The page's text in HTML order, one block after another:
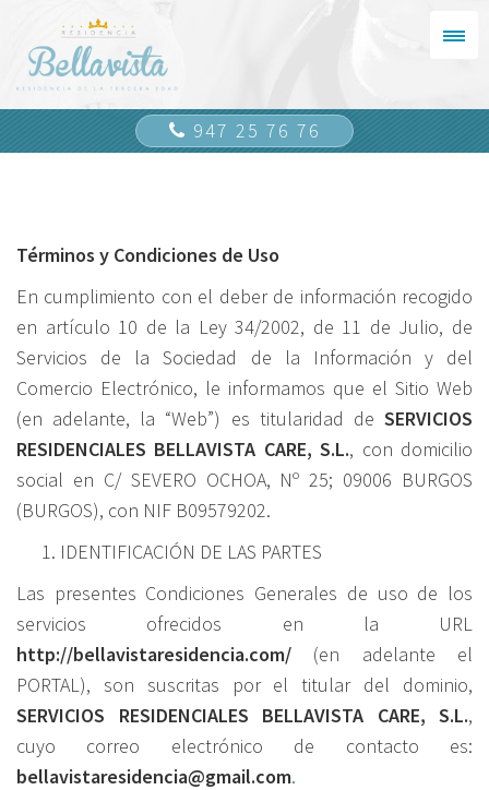
947 25 76 76
Términos y Condiciones de Uso
En cumplimiento con el deber de información recogido
en artículo 10 de la Ley 34/2002, de 11 de Julio, de
Servicios de la Sociedad de la Información y del
Comercio Electrónico, le informamos que el Sitio Web
(en adelante, la “Web”) es titularidad de SERVICIOS
RESIDENCIALES BELLAVISTA CARE, S.L., con domicilio
social en C/ SEVERO OCHOA, Nº 25; 09006 BURGOS
(BURGOS), con NIF B09579202.
IDENTIFICACIÓN DE LAS PARTES
Las presentes Condiciones Generales de uso de los
servicios ofrecidos en la URL
http://bellavistaresidencia.com/ (en adelante el
PORTAL), son suscritas por el titular del dominio,
SERVICIOS RESIDENCIALES BELLAVISTA CARE, S.L.,
cuyo correo electrónico de contacto es:
bellavistaresidencia@gmail.com.